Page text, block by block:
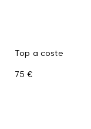
Top a coste
75 €